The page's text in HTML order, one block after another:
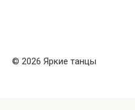
© 2026 Яркие танцы